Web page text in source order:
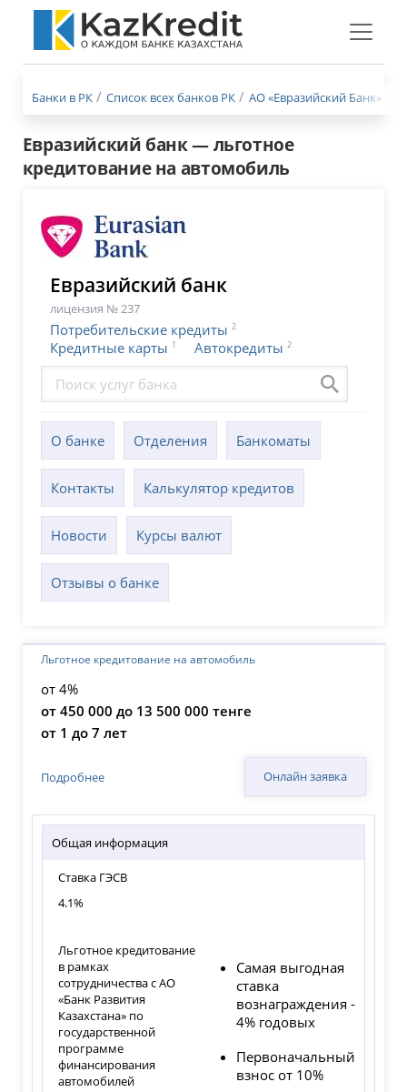
Меню
Банки в РК Список всех банков РК АО «Евразийский Банк»
Евразийский банк — льготное
кредитование на автомобиль
Евразийский банк
лицензия № 237
Потребительские кредиты 2
Кредитные карты 1 Автокредиты 2
О банке Отделения Банкоматы
Контакты Калькулятор кредитов
Новости Курсы валют
Отзывы о банке
Льготное кредитование на автомобиль
от 4%
от 450 000 до 13 500 000 тенге
от 1 до 7 лет
Подробнее Онлайн заявка
Общая информация
Ставка ГЭСВ
4.1%
Льготное кредитование
в рамках
сотрудничества с АО
«Банк Развития
Казахстана» по
государственной
программе
финансирования
автомобилей
Самая выгодная
ставка
вознаграждения -
4% годовых
Первоначальный
взнос от 10%